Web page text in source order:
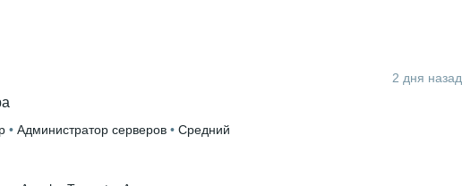
2 дня назад
• Администратор серверов • Средний